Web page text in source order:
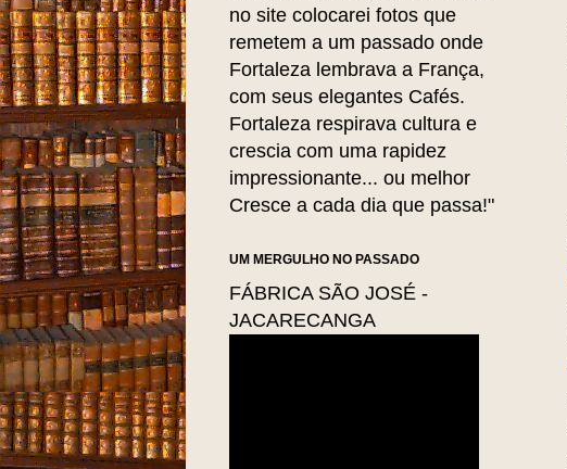
no site colocarei fotos que
remetem a um passado onde
Fortaleza lembrava a França,
com seus elegantes Cafés.
Fortaleza respirava cultura e
crescia com uma rapidez
impressionante... ou melhor
Cresce a cada dia que passa!"
UM MERGULHO NO PASSADO
FÁBRICA SÃO JOSÉ -
JACARECANGA